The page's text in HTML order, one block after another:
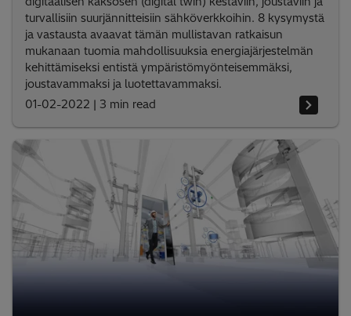
turvallisiin suurjännitteisiin sähköverkkoihin. 8 kysymystä
ja vastausta avaavat tämän mullistavan ratkaisun
mukanaan tuomia mahdollisuuksia energiajärjestelmän
kehittämiseksi entistä ympäristömyönteisemmäksi,
joustavammaksi ja luotettavammaksi.
01-02-2022 | 3 min read